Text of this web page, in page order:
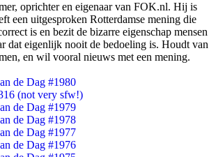
oprichter en eigenaar van FOK.nl. Hij is
een uitgesproken Rotterdamse mening die
is en bezit de bizarre eigenschap mensen
dat eigenlijk nooit de bedoeling is. Houdt van
en wil vooral nieuws met een mening.
de Dag #1980
(not very sfw!)
de Dag #1979
de Dag #1978
de Dag #1977
de Dag #1976